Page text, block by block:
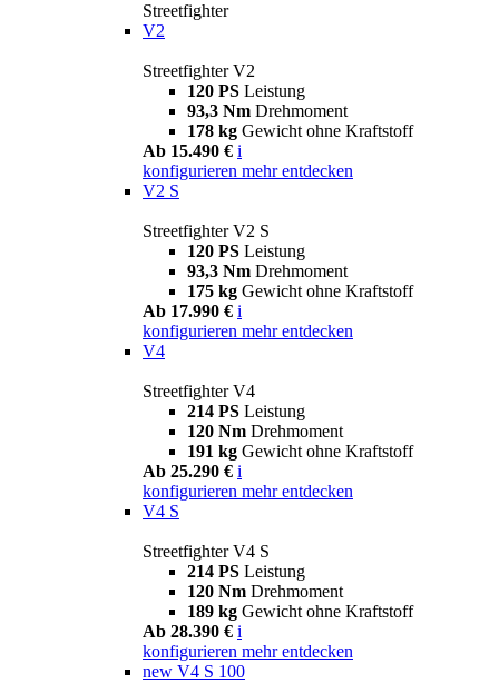
Streetfighter
V2
Streetfighter V2
120 PS Leistung
93,3 Nm Drehmoment
178 kg Gewicht ohne Kraftstoff
Ab 15.490 € i
konfigurieren mehr entdecken
V2 S
Streetfighter V2 S
120 PS Leistung
93,3 Nm Drehmoment
175 kg Gewicht ohne Kraftstoff
Ab 17.990 € i
konfigurieren mehr entdecken
V4
Streetfighter V4
214 PS Leistung
120 Nm Drehmoment
191 kg Gewicht ohne Kraftstoff
Ab 25.290 € i
konfigurieren mehr entdecken
V4 S
Streetfighter V4 S
214 PS Leistung
120 Nm Drehmoment
189 kg Gewicht ohne Kraftstoff
Ab 28.390 € i
konfigurieren mehr entdecken
new V4 S 100